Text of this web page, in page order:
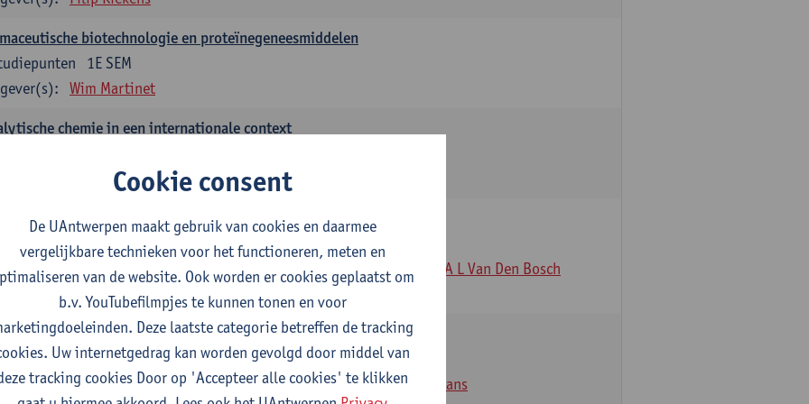
biotechnologie en proteïnegeneesmiddelen
1E SEM
Wim Martinet
chemie in een internationale context
Kenn Foubert
biologie en opzetten en evalueren van klinische studies
1E SEM
studiepunten
Kathleen Deiteren Judith Leurs Joachim Mertens
Glenn A L Van Den Bosch
Annick Van Riel
Ellen Verhavert
I
2E SEM
studiepunten
Hans De Loof Guido De Meyer Filip Kiekens Dominique Jans
Cookie consent
De UAntwerpen maakt gebruik van cookies en daarmee
vergelijkbare technieken voor het functioneren, meten en
van de website. Ook worden er cookies geplaatst om
b.v. YouTubefilmpjes te kunnen tonen en voor
Deze laatste categorie betreffen de tracking
Uw internetgedrag kan worden gevolgd door middel van
tracking cookies Door op 'Accepteer alle cookies' te klikken